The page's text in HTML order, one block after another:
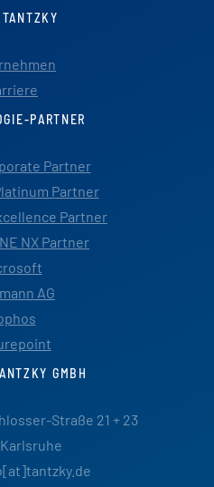
PARTNER
Partner
Partner
Partner
NX Partner
AG
GMBH
Straße 21 + 23